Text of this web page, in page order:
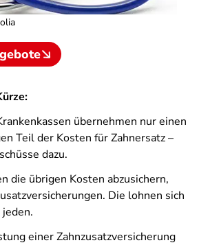
übernehmen nur einen
Teil der Kosten für Zahnersatz –
dazu.
die übrigen Kosten abzusichern,
Die lohnen sich
einer Zahnzusatzversicherung